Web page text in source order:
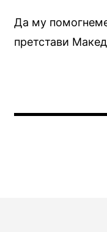
Да му помогнеме
претстави